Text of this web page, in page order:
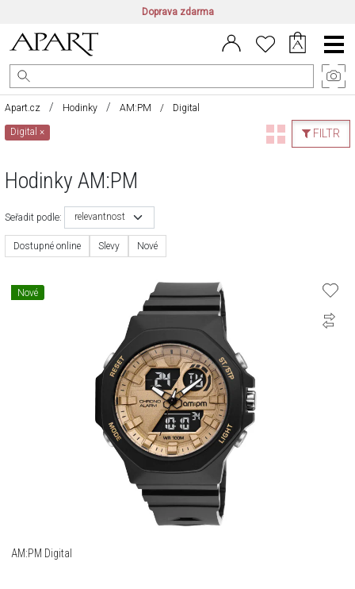
Doprava zdarma
CZ/CZK | EN/EUR PL/PLN
Main
Menu
Apart.cz Hodinky AM:PM Digital
FILTR
Digital×
Hodinky AM:PM
Seřadit podle: relevantnost
Dostupné online Slevy Nové
Nové
AM:PM Digital